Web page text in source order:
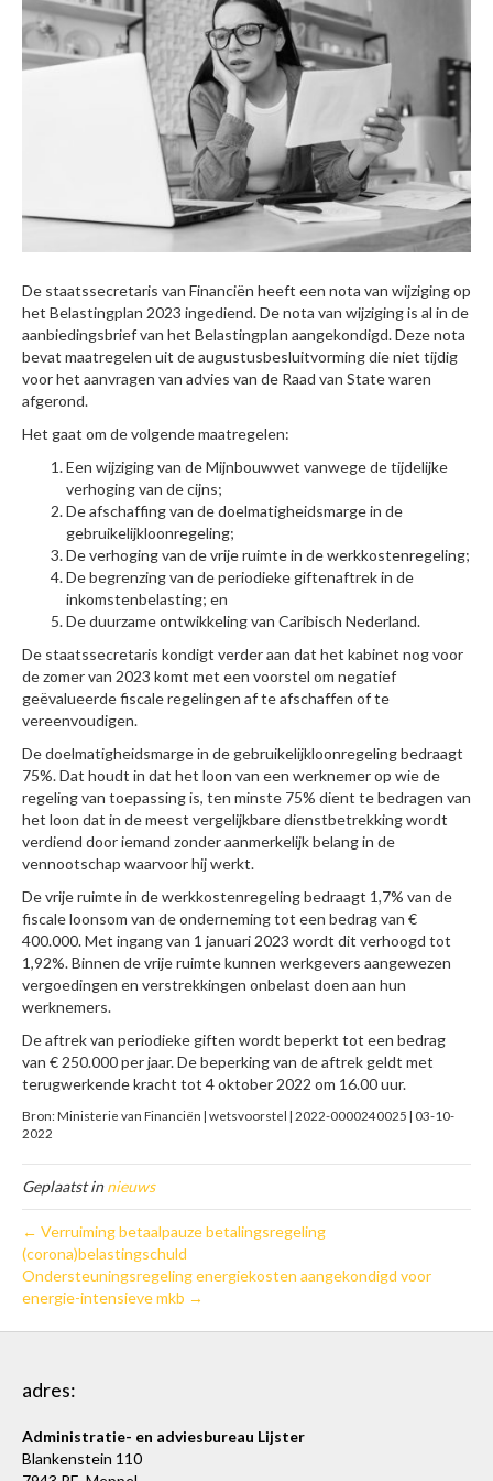
De staatssecretaris van Financiën heeft een nota van wijziging op
het Belastingplan 2023 ingediend. De nota van wijziging is al in de
aanbiedingsbrief van het Belastingplan aangekondigd. Deze nota
bevat maatregelen uit de augustusbesluitvorming die niet tijdig
voor het aanvragen van advies van de Raad van State waren
afgerond.
Het gaat om de volgende maatregelen:
Een wijziging van de Mijnbouwwet vanwege de tijdelijke
verhoging van de cijns;
De afschaffing van de doelmatigheidsmarge in de
gebruikelijkloonregeling;
De verhoging van de vrije ruimte in de werkkostenregeling;
De begrenzing van de periodieke giftenaftrek in de
inkomstenbelasting; en
De duurzame ontwikkeling van Caribisch Nederland.
De staatssecretaris kondigt verder aan dat het kabinet nog voor
de zomer van 2023 komt met een voorstel om negatief
geëvalueerde fiscale regelingen af te afschaffen of te
vereenvoudigen.
De doelmatigheidsmarge in de gebruikelijkloonregeling bedraagt
75%. Dat houdt in dat het loon van een werknemer op wie de
regeling van toepassing is, ten minste 75% dient te bedragen van
het loon dat in de meest vergelijkbare dienstbetrekking wordt
verdiend door iemand zonder aanmerkelijk belang in de
vennootschap waarvoor hij werkt.
De vrije ruimte in de werkkostenregeling bedraagt 1,7% van de
fiscale loonsom van de onderneming tot een bedrag van €
400.000. Met ingang van 1 januari 2023 wordt dit verhoogd tot
1,92%. Binnen de vrije ruimte kunnen werkgevers aangewezen
vergoedingen en verstrekkingen onbelast doen aan hun
werknemers.
De aftrek van periodieke giften wordt beperkt tot een bedrag
van € 250.000 per jaar. De beperking van de aftrek geldt met
terugwerkende kracht tot 4 oktober 2022 om 16.00 uur.
Bron: Ministerie van Financiën | wetsvoorstel | 2022-0000240025 | 03-10-
2022
Geplaatst innieuws
← Verruiming betaalpauze betalingsregeling
(corona)belastingschuld
Ondersteuningsregeling energiekosten aangekondigd voor
energie-intensieve mkb →
adres:
Administratie- en adviesbureau Lijster
Blankenstein 110